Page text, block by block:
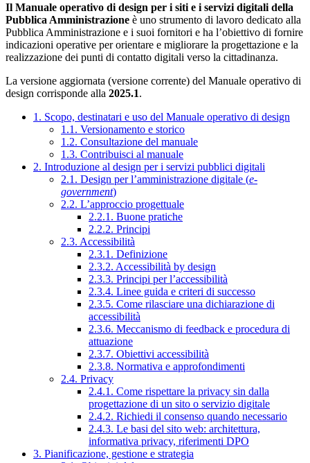
Il Manuale operativo di design per i siti e i servizi digitali della
Pubblica Amministrazione è uno strumento di lavoro dedicato alla
Pubblica Amministrazione e i suoi fornitori e ha l’obiettivo di fornire
indicazioni operative per orientare e migliorare la progettazione e la
realizzazione dei punti di contatto digitali verso la cittadinanza.
La versione aggiornata (versione corrente) del Manuale operativo di
design corrisponde alla 2025.1.
1. Scopo, destinatari e uso del Manuale operativo di design
1.1. Versionamento e storico
1.2. Consultazione del manuale
1.3. Contribuisci al manuale
2. Introduzione al design per i servizi pubblici digitali
2.1. Design per l’amministrazione digitale (e-
government)
2.2. L’approccio progettuale
2.2.1. Buone pratiche
2.2.2. Principi
2.3. Accessibilità
2.3.1. Definizione
2.3.2. Accessibilità by design
2.3.3. Principi per l’accessibilità
2.3.4. Linee guida e criteri di successo
2.3.5. Come rilasciare una dichiarazione di
accessibilità
2.3.6. Meccanismo di feedback e procedura di
attuazione
2.3.7. Obiettivi accessibilità
2.3.8. Normativa e approfondimenti
2.4. Privacy
2.4.1. Come rispettare la privacy sin dalla
progettazione di un sito o servizio digitale
2.4.2. Richiedi il consenso quando necessario
2.4.3. Le basi del sito web: architettura,
informativa privacy, riferimenti DPO
3. Pianificazione, gestione e strategia